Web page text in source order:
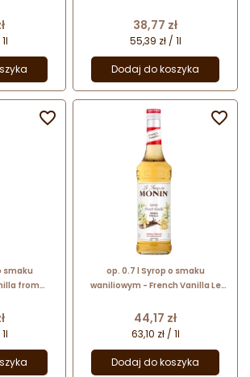
szklana
szklana butelka
Cena
38,77 zł
55,39 zł / 1l
Dodaj do koszyka
smaku
from

op. 0.7 l Syrop o smaku
waniliowym - French Vanilla Le
Cena
44,17 zł
63,10 zł / 1l
Dodaj do koszyka
